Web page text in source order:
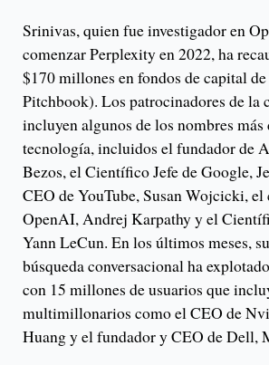
Srinivas, quien fue investigador en
comenzar Perplexity en 2022, ha
$170 millones en fondos de capital
Pitchbook). Los patrocinadores de la
incluyen algunos de los nombres más
tecnología, incluidos el fundador de
Bezos, el Científico Jefe de Google,
CEO de YouTube, Susan Wojcicki,
OpenAI, Andrej Karpathy y el
Yann LeCun. En los últimos meses,
búsqueda conversacional ha
con 15 millones de usuarios que
multimillonarios como el CEO de
Huang y el fundador y CEO de Dell,